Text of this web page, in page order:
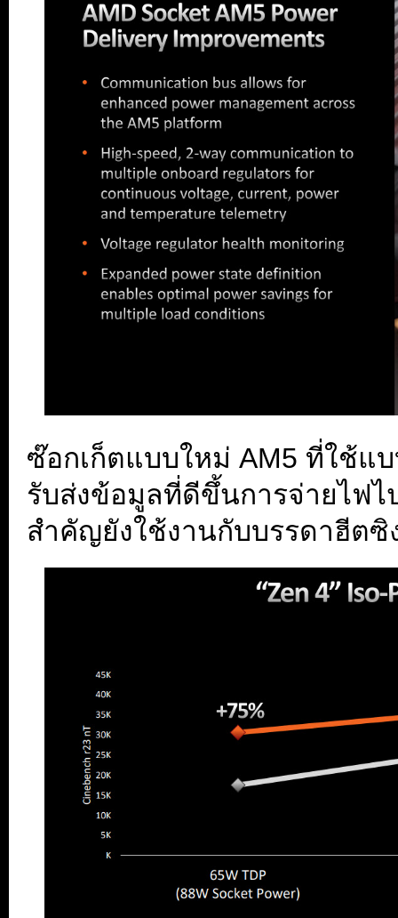
ซ๊อกเก็ตแบบใหม่ AM5 ที่ใช้แ
รับส่งข้อมูลที่ดีขึ้นการจ่ายไฟ
สำคัญยังใช้งานกับบรรดาฮีตซิ